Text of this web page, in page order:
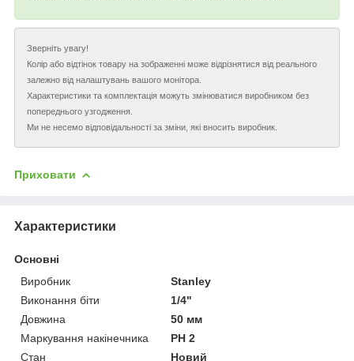
Зверніть увагу!
Колір або відтінок товару на зображенні може відрізнятися від реального
залежно від налаштувань вашого монітора.
Характеристики та комплектація можуть змінюватися виробником без
попереднього узгодження.
Ми не несемо відповідальності за зміни, які вносить виробник.
Приховати
Характеристики
Основні
Виробник
Stanley
Виконання біти
1/4"
Довжина
50 мм
Маркування накінечника
PH 2
Стан
Новий